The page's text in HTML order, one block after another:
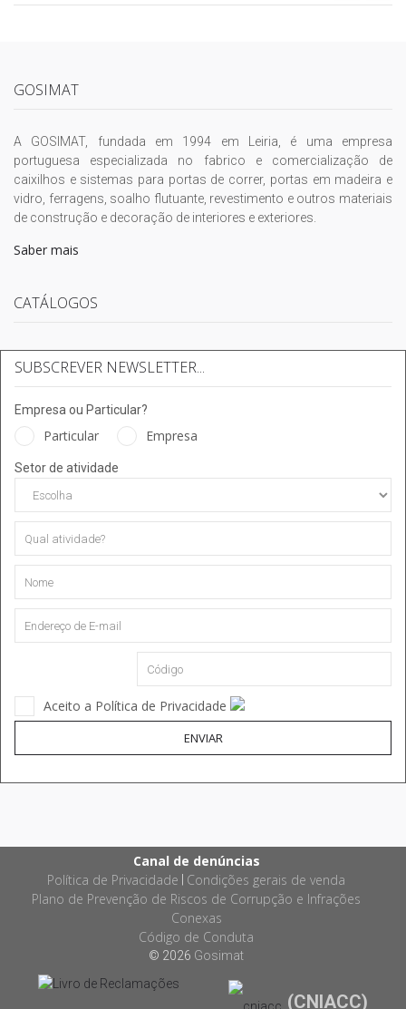
GOSIMAT
A GOSIMAT, fundada em 1994 em Leiria, é uma empresa
portuguesa especializada no fabrico e comercialização de
caixilhos e sistemas para portas de correr, portas em madeira e
vidro, ferragens, soalho flutuante, revestimento e outros materiais
de construção e decoração de interiores e exteriores.
Saber mais
CATÁLOGOS
SUBSCREVER NEWSLETTER...
Empresa ou Particular?
Particular Empresa
Setor de atividade
Aceito a Política de Privacidade
ENVIAR
Canal de denúncias
Política de Privacidade Condições gerais de venda
Plano de Prevenção de Riscos de Corrupção e Infrações
Conexas
Código de Conduta
© 2026 Gosimat
(CNIACC)